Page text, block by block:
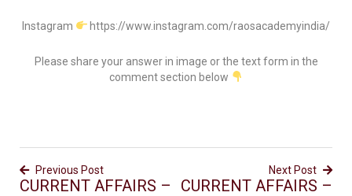
Instagram https://www.instagram.com/raosacademyindia/
Please share your answer in image or the text form in the
comment section below
Previous Post
CURRENT AFFAIRS –
Next Post
CURRENT AFFAIRS –